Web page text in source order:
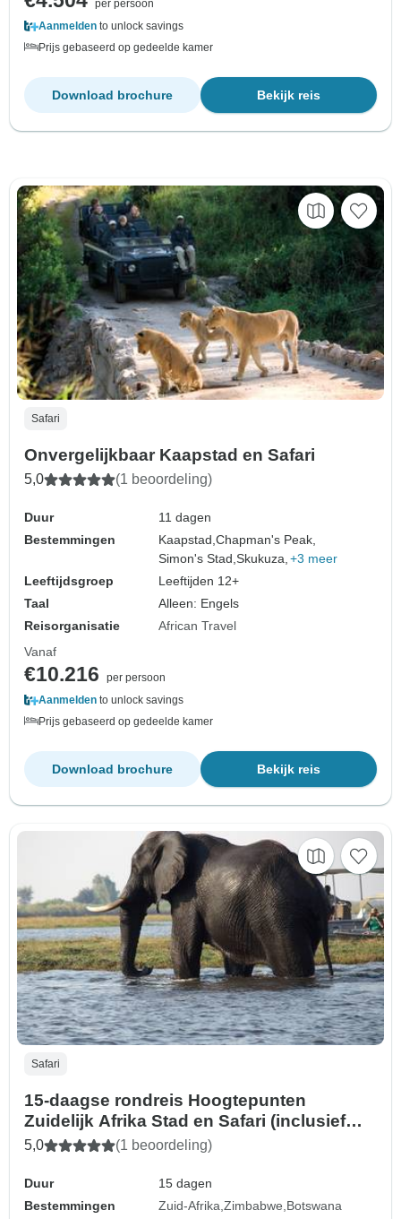
per persoon
Aanmelden to unlock savings
Prijs gebaseerd op gedeelde kamer
Bekijk reis
Download brochure
Safari
Onvergelijkbaar Kaapstad en Safari
5,0 (1 beoordeling)
Duur
11 dagen
Bestemmingen
Kaapstad,Chapman's Peak,
Simon's Stad,Skukuza, +3 meer
Leeftijdsgroep
Leeftijden 12+
Taal
Alleen: Engels
Reisorganisatie
African Travel
Vanaf
€10.216
per persoon
Aanmelden to unlock savings
Prijs gebaseerd op gedeelde kamer
Bekijk reis
Download brochure
Safari
15-daagse rondreis Hoogtepunten
Zuidelijk Afrika Stad en Safari (inclusief
aansluitende vluchten)
5,0 (1 beoordeling)
Duur
15 dagen
Bestemmingen
Zuid-Afrika Zimbabwe Botswana